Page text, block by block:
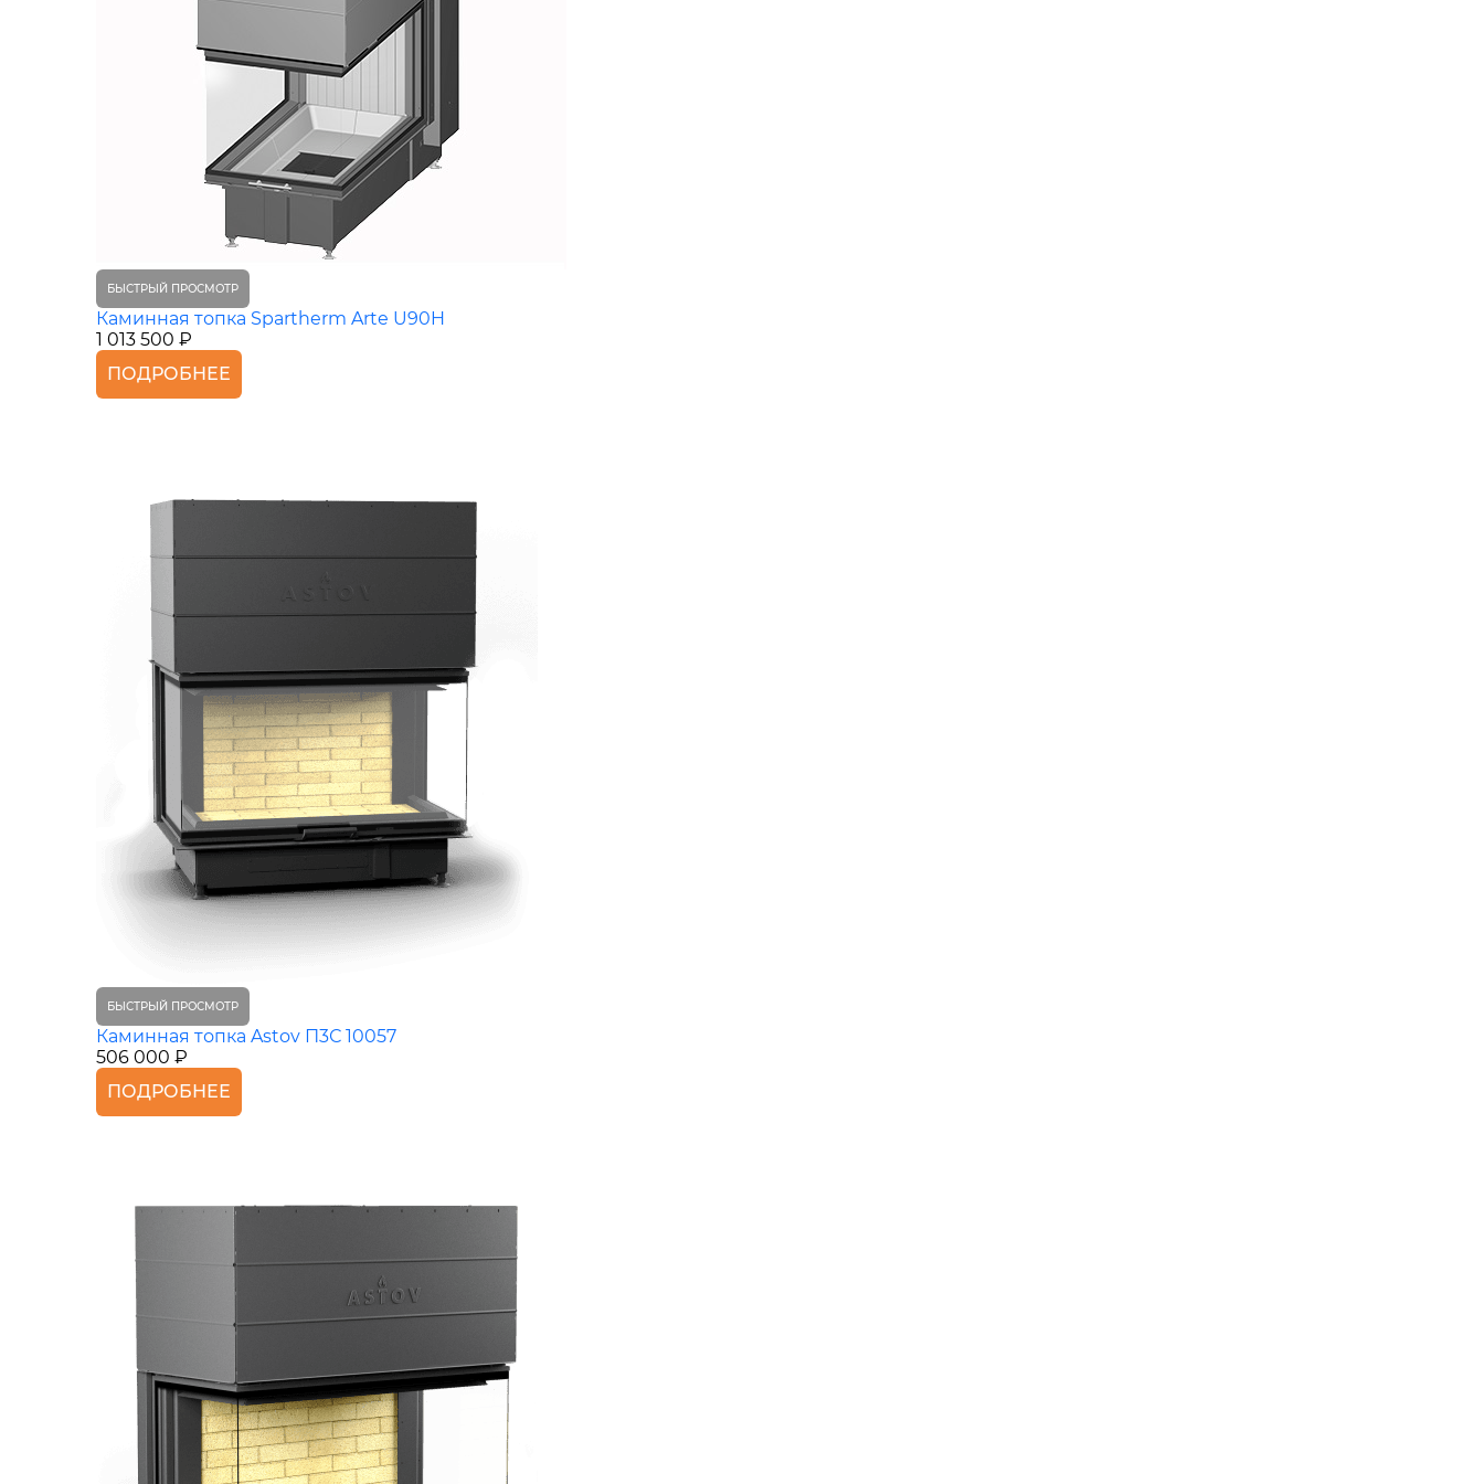
БЫСТРЫЙ ПРОСМОТР
Каминная топка Spartherm Arte U90H
1 013 500 ₽
ПОДРОБНЕЕ
БЫСТРЫЙ ПРОСМОТР
Каминная топка Astov П3С 10057
506 000 ₽
ПОДРОБНЕЕ